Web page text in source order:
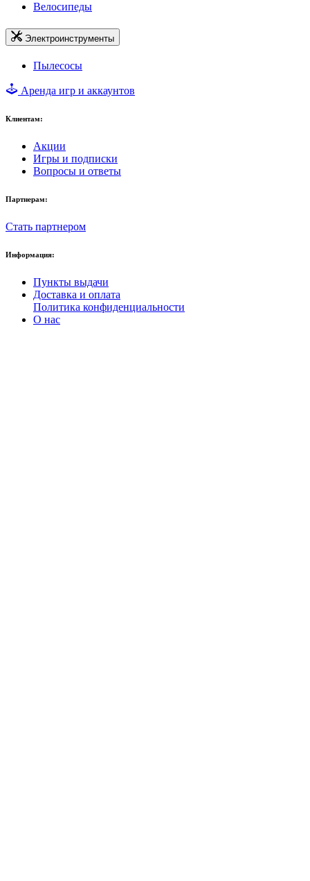
Велосипеды
Электроинструменты
Пылесосы
Аренда игр и аккаунтов
Клиентам:
Акции
Игры и подписки
Вопросы и ответы
Партнерам:
Стать партнером
Информация:
Пункты выдачи
Доставка и оплата
Политика конфиденциальности
О нас